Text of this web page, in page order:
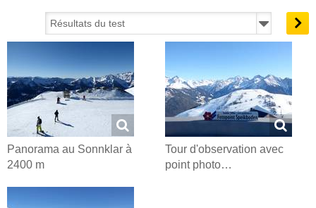
Panorama au Sonnklar à
2400 m
Tour d'observation avec
point photo…